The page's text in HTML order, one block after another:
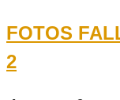
FOTOS
2